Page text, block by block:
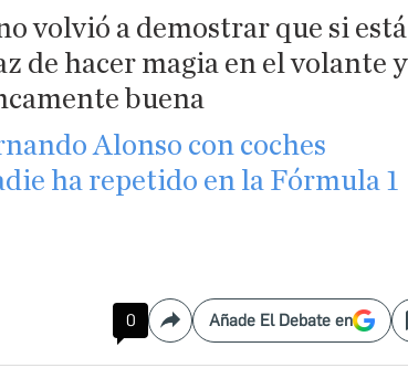
volvió a demostrar que si está
de hacer magia en el volante y
buena
Alonso con coches
ha repetido en la Fórmula 1
0 CompartirAñade El Debate en